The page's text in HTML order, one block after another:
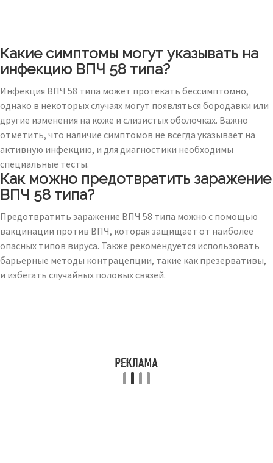
Какие симптомы могут указывать на
инфекцию ВПЧ 58 типа?
Инфекция ВПЧ 58 типа может протекать бессимптомно,
однако в некоторых случаях могут появляться бородавки или
другие изменения на коже и слизистых оболочках. Важно
отметить, что наличие симптомов не всегда указывает на
активную инфекцию, и для диагностики необходимы
специальные тесты.
Как можно предотвратить заражение
ВПЧ 58 типа?
Предотвратить заражение ВПЧ 58 типа можно с помощью
вакцинации против ВПЧ, которая защищает от наиболее
опасных типов вируса. Также рекомендуется использовать
барьерные методы контрацепции, такие как презервативы,
и избегать случайных половых связей.